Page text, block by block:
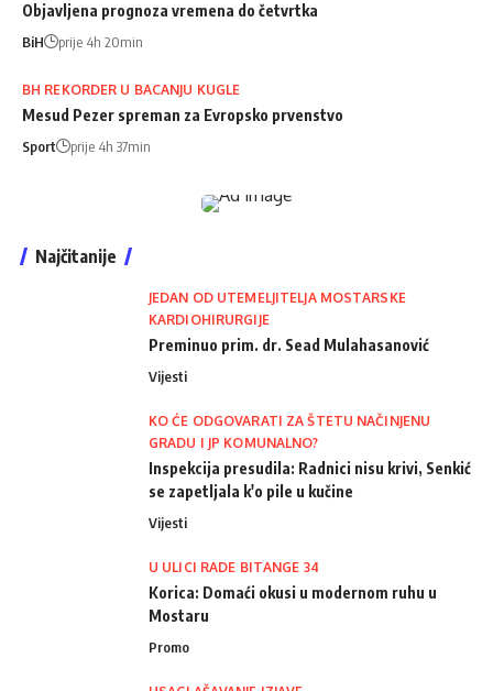
Objavljena prognoza vremena do četvrtka
BiH prije 4h 20min
BH REKORDER U BACANJU KUGLE
Mesud Pezer spreman za Evropsko prvenstvo
Sport prije 4h 37min
Najčitanije
JEDAN OD UTEMELJITELJA MOSTARSKE
KARDIOHIRURGIJE
Preminuo prim. dr. Sead Mulahasanović
Vijesti
KO ĆE ODGOVARATI ZA ŠTETU NAČINJENU
GRADU I JP KOMUNALNO?
Inspekcija presudila: Radnici nisu krivi, Senkić
se zapetljala k'o pile u kučine
Vijesti
U ULICI RADE BITANGE 34
Korica: Domaći okusi u modernom ruhu u
Mostaru
Promo